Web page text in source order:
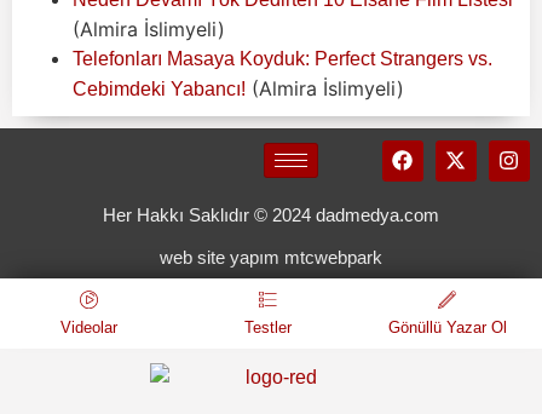
(Almira İslimyeli)
Telefonları Masaya Koyduk: Perfect Strangers vs.
Cebimdeki Yabancı! (Almira İslimyeli)
Her Hakkı Saklıdır © 2024 dadmedya.com
web site yapım mtcwebpark
Videolar Testler Gönüllü Yazar Ol